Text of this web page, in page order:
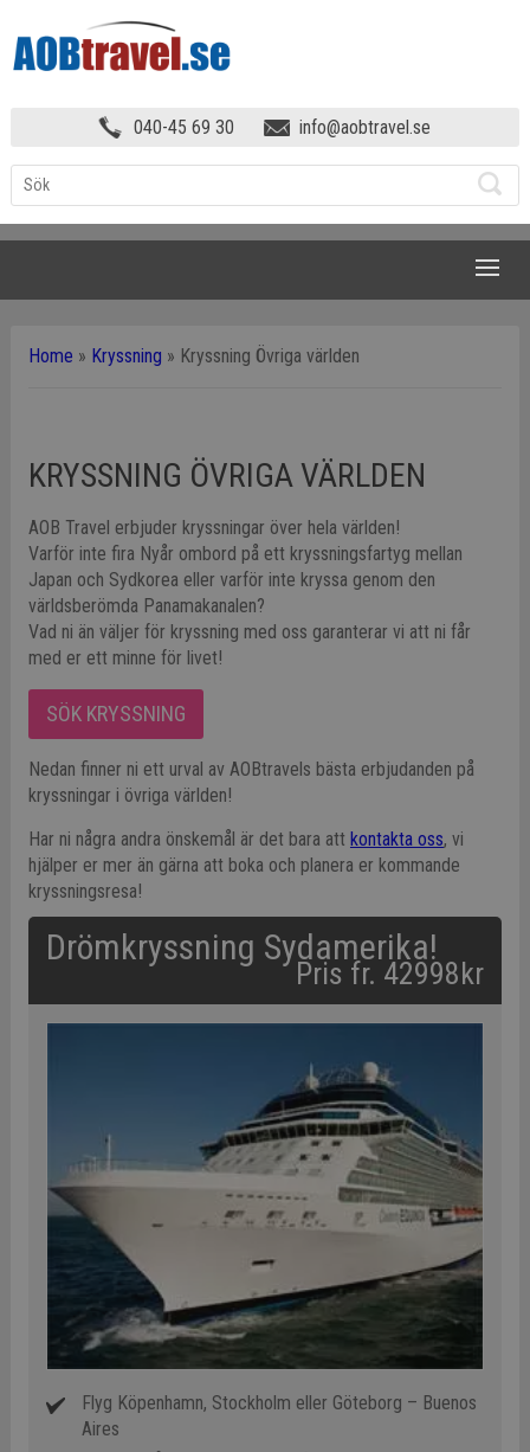
040-45 69 30 info@aobtravel.se
Home » Kryssning » Kryssning Övriga världen
KRYSSNING ÖVRIGA VÄRLDEN
AOB Travel erbjuder kryssningar över hela världen!
Varför inte fira Nyår ombord på ett kryssningsfartyg mellan
Japan och Sydkorea eller varför inte kryssa genom den
världsberömda Panamakanalen?
Vad ni än väljer för kryssning med oss garanterar vi att ni får
med er ett minne för livet!
SÖK KRYSSNING
Nedan finner ni ett urval av AOBtravels bästa erbjudanden på
kryssningar i övriga världen!
Har ni några andra önskemål är det bara att kontakta oss, vi
hjälper er mer än gärna att boka och planera er kommande
kryssningsresa!
Drömkryssning Sydamerika!
Pris fr. 42998kr
Flyg Köpenhamn, Stockholm eller Göteborg – Buenos
Aires